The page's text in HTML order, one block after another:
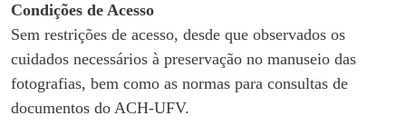
Condições de Acesso
Sem restrições de acesso, desde que observados os
cuidados necessários à preservação no manuseio das
fotografias, bem como as normas para consultas de
documentos do ACH-UFV.